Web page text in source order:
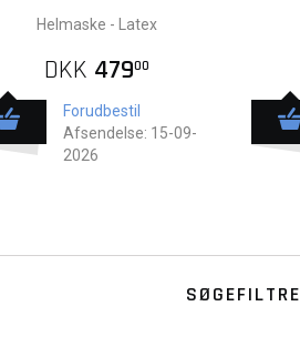
Helmaske - Latex
DKK 47900
Forudbestil
Afsendelse: 15-09-
2026
SØGEFILTRE